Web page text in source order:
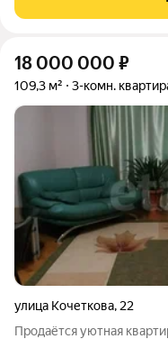
семьи. Ключевым
18 000 000 ₽
109,3 м² 3-комн.
улица Кочеткова, 22
Продаётся уютная